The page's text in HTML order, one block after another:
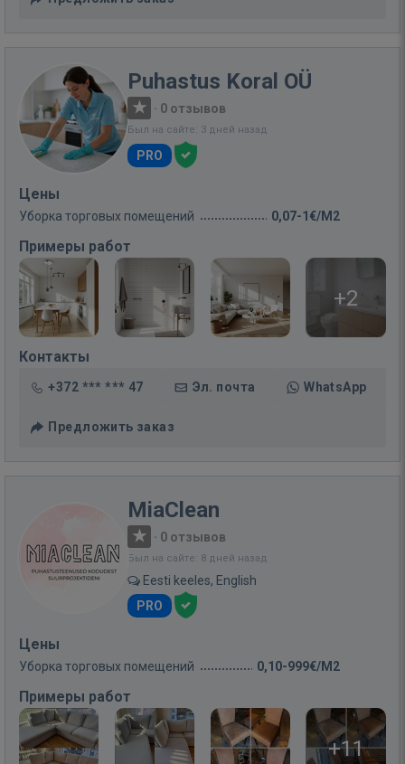
Puhastus Koral OÜ
· 0 отзывов
Был на сайте: 3 дней назад
PRO
Цены
Уборка торговых помещений 0,07-1€/M2
Примеры работ
+2
Контакты
+372 *** *** 47 Эл. почта WhatsApp
Предложить заказ
MiaClean
· 0 отзывов
Был на сайте: 8 дней назад
Eesti keeles, English
PRO
Цены
Уборка торговых помещений 0,10-999€/M2
Примеры работ
+11